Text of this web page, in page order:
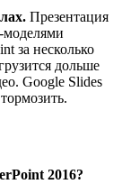
Презентация
моделями
за несколько
дольше
Google Slides
2016?